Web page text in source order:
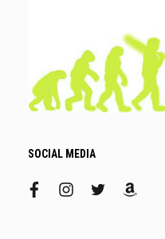
SOCIAL MEDIA
facebookinstagram
twitter